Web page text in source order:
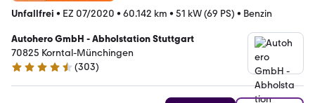
Unfallfrei • EZ 07/2020 • 60.142 km • 51 kW (69 PS) • Benzin
Autohero GmbH - Abholstation Stuttgart
70825 Korntal-Münchingen
4.4 Sterne
(303)